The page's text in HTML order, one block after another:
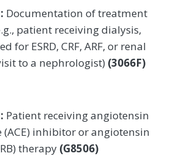
Documentation of treatment
patient receiving dialysis,
for ESRD, CRF, ARF, or renal
to a nephrologist) (3066F)
Patient receiving angiotensin
inhibitor or angiotensin
therapy (G8506)